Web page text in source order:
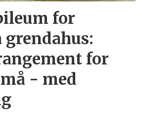
for
for
- med